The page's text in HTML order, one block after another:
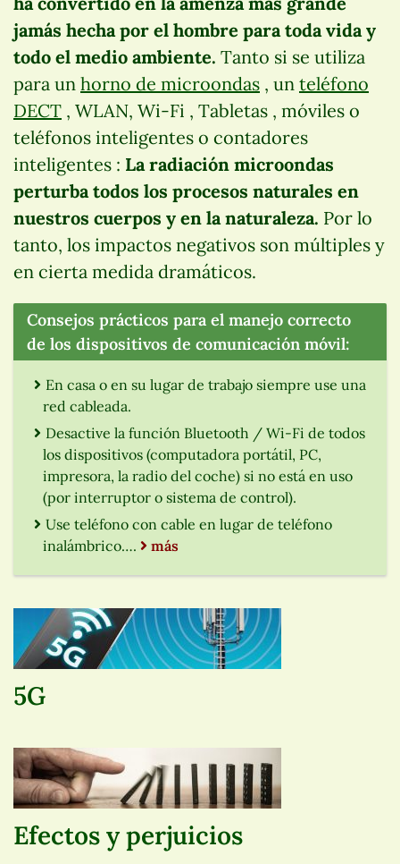
jamás hecha por el hombre para toda vida y
todo el medio ambiente. Tanto si se utiliza
para un horno de microondas , un teléfono
DECT , WLAN, Wi-Fi , Tabletas , móviles o
teléfonos inteligentes o contadores
inteligentes : La radiación microondas
perturba todos los procesos naturales en
nuestros cuerpos y en la naturaleza. Por lo
tanto, los impactos negativos son múltiples y
en cierta medida dramáticos.
Consejos prácticos para el manejo correcto
de los dispositivos de comunicación móvil:
En casa o en su lugar de trabajo siempre use una
red cableada.
Desactive la función Bluetooth / Wi-Fi de todos
los dispositivos (computadora portátil, PC,
impresora, la radio del coche) si no está en uso
(por interruptor o sistema de control).
Use teléfono con cable en lugar de teléfono
inalámbrico….
más
5G
Efectos y perjuicios